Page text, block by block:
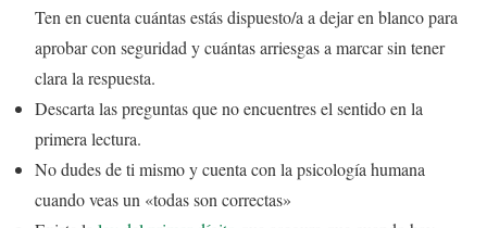
Ten en cuenta cuántas estás dispuesto/a a dejar en blanco para
aprobar con seguridad y cuántas arriesgas a marcar sin tener
clara la respuesta.
Descarta las preguntas que no encuentres el sentido en la
primera lectura.
No dudes de ti mismo y cuenta con la psicología humana
cuando veas un «todas son correctas»